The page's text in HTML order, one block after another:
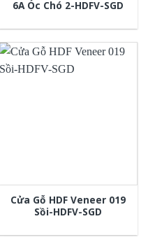
6A Óc Chó 2-HDFV-SGD
Cửa Gỗ HDF Veneer 019
Sồi-HDFV-SGD